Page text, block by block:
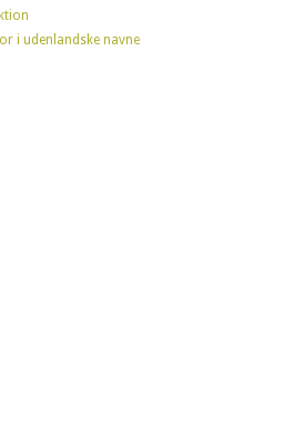
i udenlandske navne